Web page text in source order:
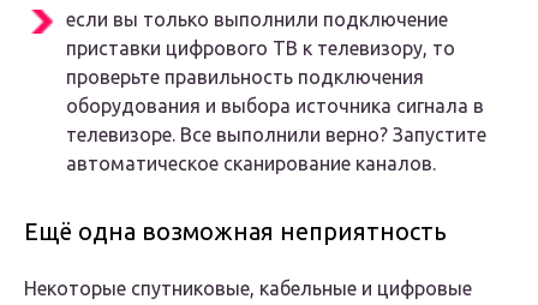
если вы только выполнили подключение
приставки цифрового ТВ к телевизору, то
проверьте правильность подключения
оборудования и выбора источника сигнала в
телевизоре. Все выполнили верно? Запустите
автоматическое сканирование каналов.
Ещё одна возможная неприятность
Некоторые спутниковые, кабельные и цифровые